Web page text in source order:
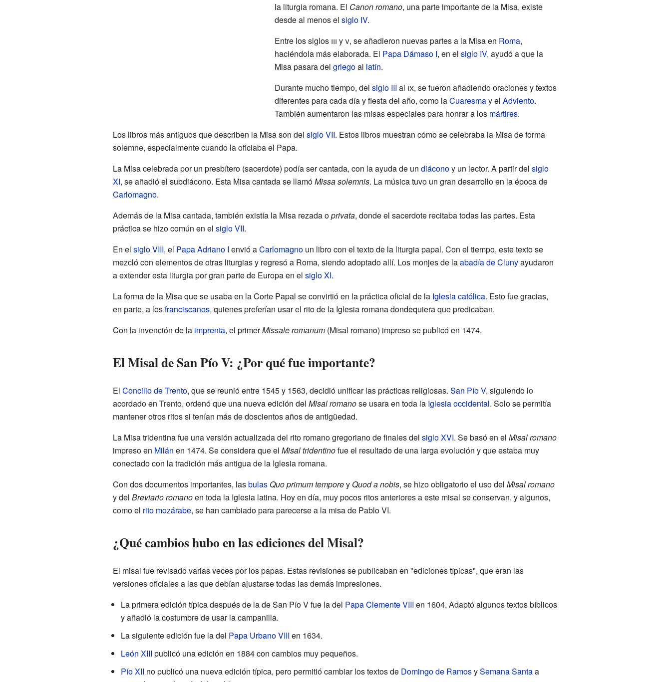
la liturgia romana. El Canon romano, una parte importante de la Misa, existe
desde al menos el siglo IV.
Entre los siglos iii yv, se añadieron nuevas partes a la Misa en Roma,
haciéndola más elaborada. El Papa Dámaso I, en el siglo IV, ayudó a que la
Misa pasara del griegoal latín.
Durante mucho tiempo, del siglo III al ix, se fueron añadiendo oraciones y textos
diferentes para cada día y fiesta del año, como laCuaresmay el Adviento.
También aumentaron las misas especiales para honrar a los mártires.
Los libros más antiguos que describen la Misa son del siglo VII. Estos libros muestran cómo se celebraba la Misa de forma
solemne, especialmente cuando la oficiaba el Papa.
La Misa celebrada por un presbítero (sacerdote) podía ser cantada, con la ayuda de un diáconoy un lector. A partir del siglo
XI, se añadió el subdiácono. Esta Misa cantada se llamóMissa solemnis. La música tuvo un gran desarrollo en la época de
Carlomagno.
Además de la Misa cantada, también existía la Misa rezada oprivata, donde el sacerdote recitaba todas las partes. Esta
práctica se hizo común en el siglo VII.
En el siglo VIII, el PapaAdriano I envió aCarlomagnoun libro con el texto de la liturgia papal. Con el tiempo, este texto se
mezcló con elementos de otras liturgias y regresó a Roma, siendo adoptado allí. Los monjes de laabadía de Clunyayudaron
a extender esta liturgia por gran parte de Europa en el siglo XI.
La forma de la Misa que se usaba en la Corte Papal se convirtió en la práctica oficial de la Iglesia católica. Esto fue gracias,
en parte, a losfranciscanos, quienes preferían usar el rito de la Iglesia romana dondequiera que predicaban.
Con la invención de la imprenta, el primerMissale romanum(Misal romano) impreso se publicó en 1474.
El Misal de San Pío V: ¿Por qué fue importante?
El Concilio de Trento, que se reunió entre 1545 y 1563, decidió unificar las prácticas religiosas. San Pío V, siguiendo lo
acordado en Trento, ordenó que una nueva edición del Misal romanose usara en toda la Iglesia occidental. Solo se permitía
mantener otros ritos si tenían más de doscientos años de antigüedad.
La Misa tridentina fue una versión actualizada del rito romano gregoriano de finales del siglo XVI. Se basó en el Misal romano
impreso en Milán en 1474. Se considera que el Misal tridentinofue el resultado de una larga evolución y que estaba muy
conectado con la tradición más antigua de la Iglesia romana.
Con dos documentos importantes, lasbulas Quo primum temporey Quod a nobis, se hizo obligatorio el uso del Misal romano
y del Breviario romanoen toda la Iglesia latina. Hoy en día, muy pocos ritos anteriores a este misal se conservan, y algunos,
como el rito mozárabe, se han cambiado para parecerse a la misa de Pablo VI.
¿Qué cambios hubo en las ediciones del Misal?
El misal fue revisado varias veces por los papas. Estas revisiones se publicaban en "ediciones típicas", que eran las
versiones oficiales a las que debían ajustarse todas las demás impresiones.
La primera edición típica después de la de San Pío V fue la del PapaClemente VIII en 1604. Adaptó algunos textos bíblicos
y añadió la costumbre de usar la campanilla.
La siguiente edición fue la del Papa Urbano VIII en 1634.
León XIII publicó una edición en 1884 con cambios muy pequeños.
Pío XII no publicó una nueva edición típica, pero permitió cambiar los textos de Domingo de RamosySemana Santaa